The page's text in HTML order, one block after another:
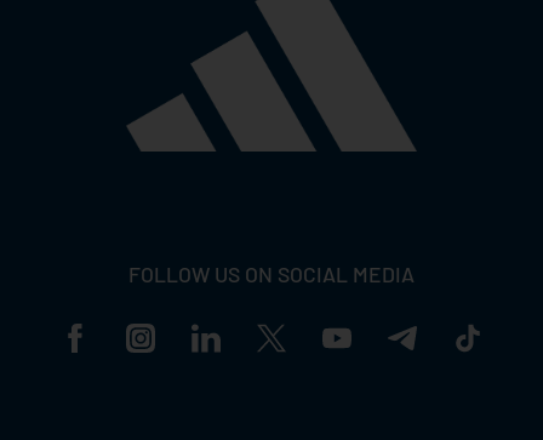
FOLLOW US ON SOCIAL MEDIA